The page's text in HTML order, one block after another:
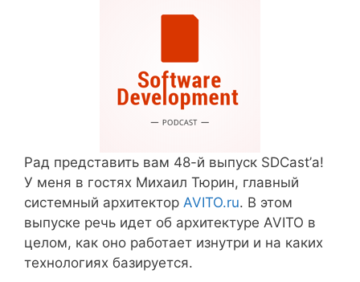
Рад представить вам 48-й выпуск SDCast’а!
У меня в гостях Михаил Тюрин, главный
системный архитектор AVITO.ru. В этом
выпуске речь идет об архитектуре AVITO в
целом, как оно работает изнутри и на каких
технологиях базируется.